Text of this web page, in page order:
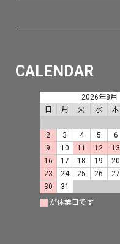
CALENDAR
2026年8月
日
月 火 水 木
2
3 4 5 6
9
10 11 12 13
16
17 18 19 20
23
24 25 26 27
30
31
が休業日です